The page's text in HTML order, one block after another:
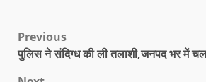
Previous
पुलिस ने संदिग्ध की ली तलाशी,जनपद भर में